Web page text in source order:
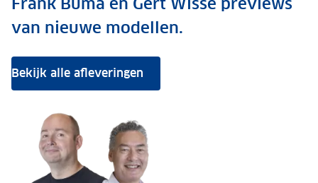
van nieuwe modellen.
Bekijk alle afleveringen